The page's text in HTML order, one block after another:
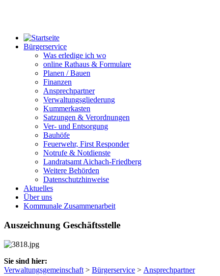
Bürgerservice
Was erledige ich wo
online Rathaus & Formulare
Planen / Bauen
Finanzen
Ansprechpartner
Verwaltungsgliederung
Kummerkasten
Satzungen & Verordnungen
Ver- und Entsorgung
Bauhöfe
Feuerwehr, First Responder
Notrufe & Notdienste
Landratsamt Aichach-Friedberg
Weitere Behörden
Datenschutzhinweise
Aktuelles
Über uns
Kommunale Zusammenarbeit
Auszeichnung Geschäftsstelle
Sie sind hier:
Verwaltungsgemeinschaft > Bürgerservice > Ansprechpartner